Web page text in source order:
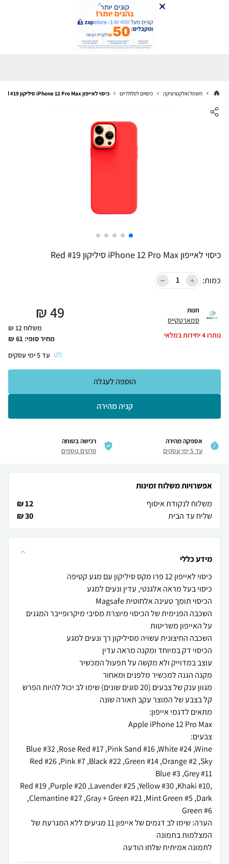
חשמל ואלקטרוניקה כיסויים לסלולריים כיסוי לאייפון iPhone 12 Pro Max סיליקון Red #19
כיסוי לאייפון iPhone 12 Pro Max סיליקון Red #19
כמות:
חנות
סמארטקייס
נותרו4יחידות במלאי
49
₪
משלוח 12 ₪
מחיר סופי: 61
₪
עד5ימי עסקים
קניה מהירה
הוספה לעגלה
אספקה מהירה
עד 5 ימי עסקים
רכישה בטוחה
פרטים נוספים
אפשרויות משלוח זמינות
משלוח לנקודת איסוף
12 ₪
שליח עד הבית
30 ₪
מידע כללי
השכבה הפנימית של הכיסוי מיוצרת מסיבי מיקרופייבר המגנים
מגוון ענק של צבעים (20 סוגים שונים) שימו לב יכול להיות הפרש
Blue #32 ,Rose Red #17 ,Pink Sand #16 ,White #24 ,Wine
Red #26 ,Pink #7 ,Black #22 ,Green #14 ,Orange #2 ,Sky
,Red #19 ,Purple #20 ,Lavender #25 ,Yellow #30 ,Khaki #10
,Clemantine #27 ,Gray + Green #21 ,Mint Green #5 ,Dark
הערה: שימו לב דגמים של אייפון 11 מגיעים ללא המגרעת של
לתמונה אמיתית שלחו הודעה